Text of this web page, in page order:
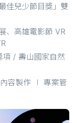
佳兒少節目獎」雙
、高雄電影節 VR
項 / 壽山國家自然
容製作 ∣ 專案管